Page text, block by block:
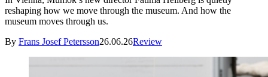
reshaping how we move through the museum. And how the
museum moves through us.
By Frans Josef Petersson26.06.26Review